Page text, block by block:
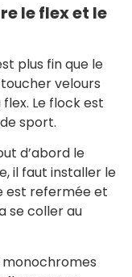
le flex et le
plus fin que le
velours
Le flock est
sport.
d’abord le
il faut installer le
est refermée et
se coller au
monochromes